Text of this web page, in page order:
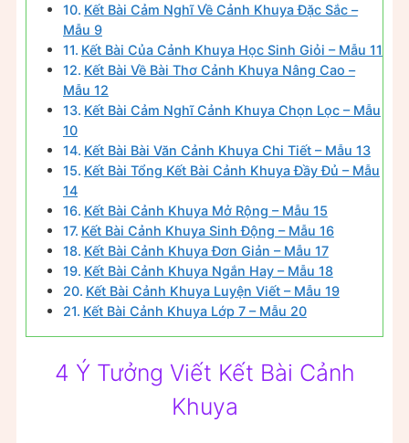
Kết Bài Cảm Nghĩ Về Cảnh Khuya Đặc Sắc –
Mẫu 9
Kết Bài Của Cảnh Khuya Học Sinh Giỏi – Mẫu 11
Kết Bài Về Bài Thơ Cảnh Khuya Nâng Cao –
Mẫu 12
Kết Bài Cảm Nghĩ Cảnh Khuya Chọn Lọc – Mẫu
10
Kết Bài Bài Văn Cảnh Khuya Chi Tiết – Mẫu 13
Kết Bài Tổng Kết Bài Cảnh Khuya Đầy Đủ – Mẫu
14
Kết Bài Cảnh Khuya Mở Rộng – Mẫu 15
Kết Bài Cảnh Khuya Sinh Động – Mẫu 16
Kết Bài Cảnh Khuya Đơn Giản – Mẫu 17
Kết Bài Cảnh Khuya Ngắn Hay – Mẫu 18
Kết Bài Cảnh Khuya Luyện Viết – Mẫu 19
Kết Bài Cảnh Khuya Lớp 7 – Mẫu 20
4 Ý Tưởng Viết Kết Bài Cảnh
Khuya